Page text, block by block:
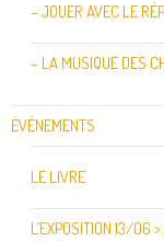
– JOUER AVEC LE
– LA MUSIQUE DES
ÉVÉNEMENTS
LE LIVRE
L’EXPOSITION 13/06